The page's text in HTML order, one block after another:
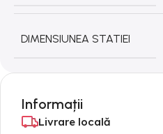
DIMENSIUNEA STATIEI
Informații
Livrare locală